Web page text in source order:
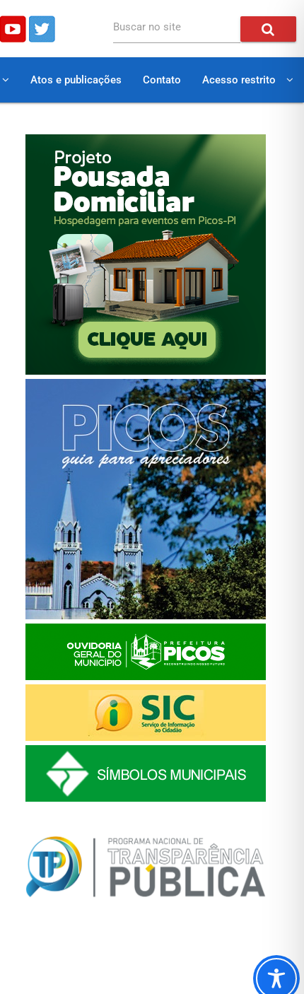
Buscar no site
Atos e publicações Contato Acesso restrito